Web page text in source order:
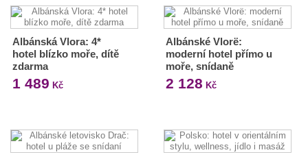
Albánská Vlora: 4*
hotel blízko moře, dítě
zdarma
1 489 Kč
Albánské Vlorë:
moderní hotel přímo u
moře, snídaně
2 128 Kč